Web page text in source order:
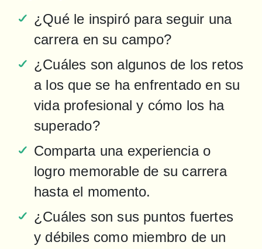
¿Qué le inspiró para seguir una
carrera en su campo?
¿Cuáles son algunos de los retos
a los que se ha enfrentado en su
vida profesional y cómo los ha
superado?
Comparta una experiencia o
logro memorable de su carrera
hasta el momento.
¿Cuáles son sus puntos fuertes
y débiles como miembro de un